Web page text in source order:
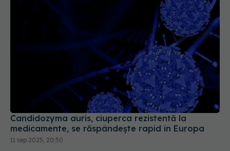
Candidozyma auris, ciuperca rezistentă la
medicamente, se răspândește rapid în Europa
11 sep 2025, 20:50